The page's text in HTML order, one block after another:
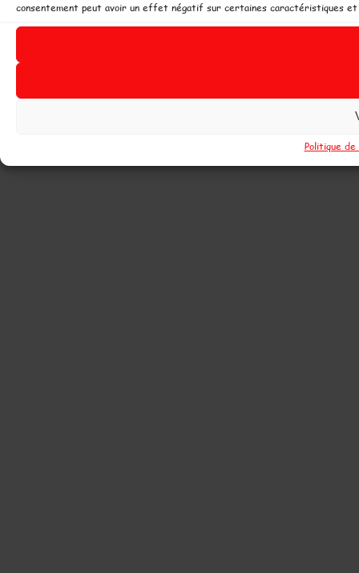
consentement peut avoir un effet négatif sur certaines caractéristiques et
Politique de